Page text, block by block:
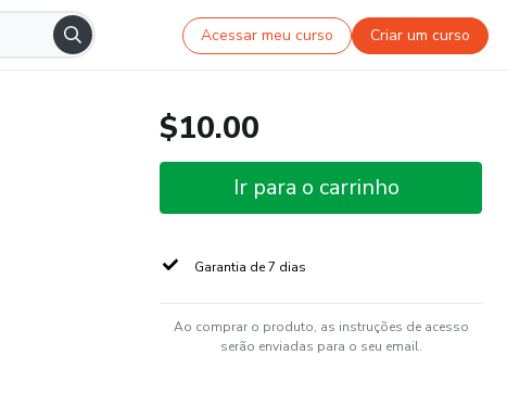
Acessar meu curso Criar um curso
$10.00
Ir para o carrinho
Garantia de 7 dias
Ao comprar o produto, as instruções de acesso
serão enviadas para o seu email.